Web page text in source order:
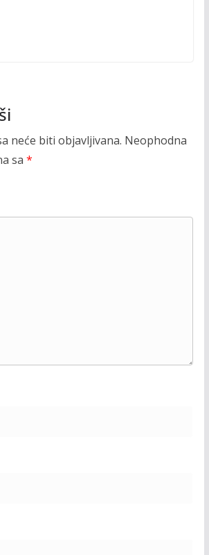
neće biti objavljivana. Neophodna
sa *